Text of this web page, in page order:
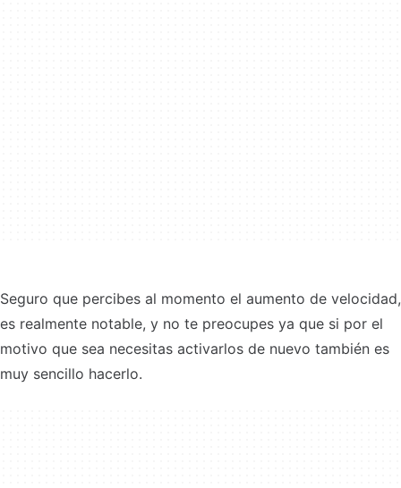
Seguro que percibes al momento el aumento de velocidad,
es realmente notable, y no te preocupes ya que si por el
motivo que sea necesitas activarlos de nuevo también es
muy sencillo hacerlo.